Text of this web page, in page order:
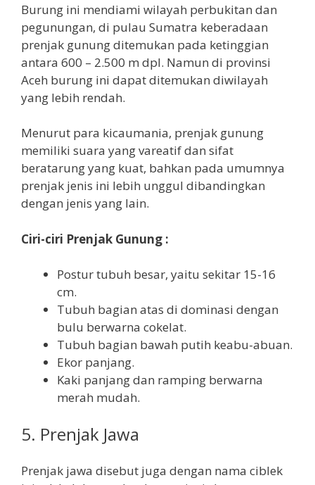
Burung ini mendiami wilayah perbukitan dan
pegunungan, di pulau Sumatra keberadaan
prenjak gunung ditemukan pada ketinggian
antara 600 – 2.500 m dpl. Namun di provinsi
Aceh burung ini dapat ditemukan diwilayah
yang lebih rendah.
Menurut para kicaumania, prenjak gunung
memiliki suara yang vareatif dan sifat
beratarung yang kuat, bahkan pada umumnya
prenjak jenis ini lebih unggul dibandingkan
dengan jenis yang lain.
Ciri-ciri Prenjak Gunung :
Postur tubuh besar, yaitu sekitar 15-16
cm.
Tubuh bagian atas di dominasi dengan
bulu berwarna cokelat.
Tubuh bagian bawah putih keabu-abuan.
Ekor panjang.
Kaki panjang dan ramping berwarna
merah mudah.
5. Prenjak Jawa
Prenjak jawa disebut juga dengan nama ciblek